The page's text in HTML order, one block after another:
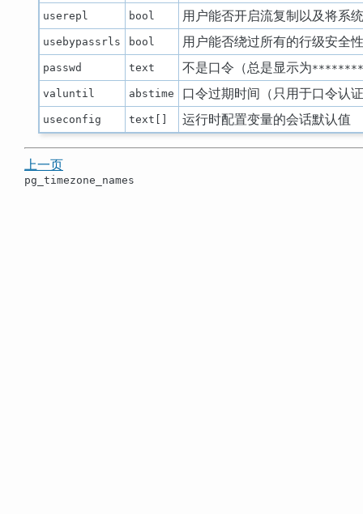
userepl bool 用户能否开启流复制以及将系
usebypassrls bool 用户能否绕过所有的行级安全
passwd text 不是口令（总是显示为
valuntil abstime 口令过期时间（只用于口令认
useconfig text[] 运行时配置变量的会话默认值
上一页
pg_timezone_names